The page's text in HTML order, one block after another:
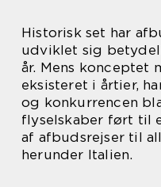
Historisk set har
udviklet sig
år. Mens konceptet
eksisteret i årtier,
og konkurrencen
flyselskaber ført til
af afbudsrejser til
herunder Italien.